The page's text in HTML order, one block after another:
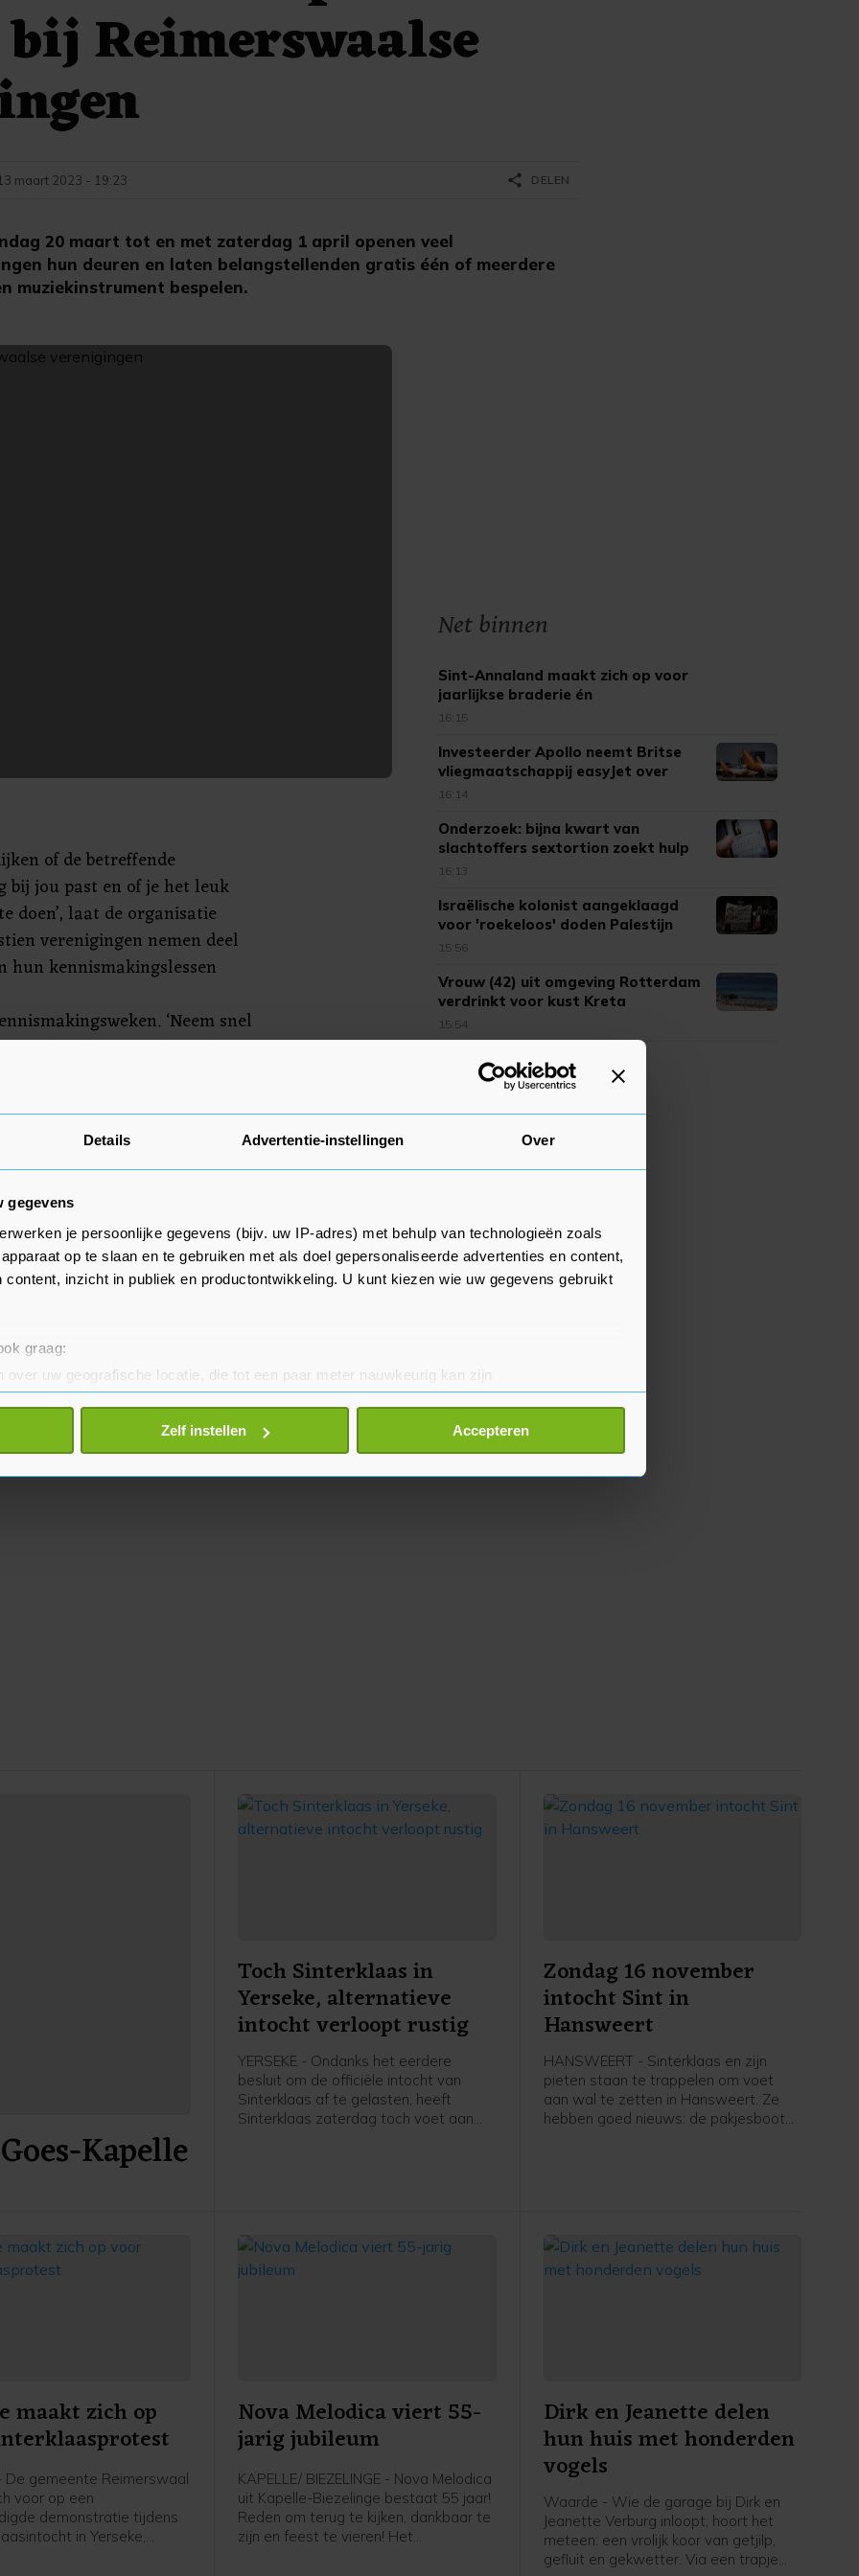
Details Advertentie-instellingen Over
gegevens
je persoonlijke gegevens (bijv. uw IP-adres) met behulp van technologieën zoals
op te slaan en te gebruiken met als doel gepersonaliseerde advertenties en content,
content, inzicht in publiek en productontwikkeling. U kunt kiezen wie uw gegevens gebruikt
graag:
over uw geografische locatie, die tot een paar meter nauwkeurig kan zijn
door het actief te scannen op specifieke eigenschappen (fingerprinting)
gegevens worden verwerkt en stel uw voorkeuren in het
detailgedeelte
of intrekken in de Cookieverklaring.
Zelf instellen Accepteren
Reimerswaalse
20 maart tot en met zaterdag 1 april openen veel
hun deuren en laten belangstellenden gratis één of meerdere
muziekinstrument bespelen.
maart 2023 - 19:23 share DELEN
of de betreffende
bij jou past en of je het leuk
doen’, laat de organisatie
verenigingen nemen deel
hun kennismakingslessen
‘Neem snel
en plan alvast een bezoekje
je het spannend om de 1e
je een andere tak van
instrument bespelen, maar staat
van Langevelde.’
Kapelle
Toch Sinterklaas in
Yerseke, alternatieve
intocht verloopt rustig
YERSEKE - Ondanks het eerdere
besluit om de officiële intocht van
Sinterklaas af te gelasten, heeft
Sinterklaas zaterdag toch voet aan
Zondag 16 november
intocht Sint in
Hansweert
HANSWEERT - Sinterklaas en zijn
pieten staan te trappelen om voet
aan wal te zetten in Hansweert. Ze
hebben goed nieuws: de pakjesboot
verwelkomen met de bekende
sinterklaas-meezingers.
maakt zich op
De gemeente Reimerswaal
voor op een
demonstratie tijdens
in Yerseke,
Nova Melodica viert 55-
jarig jubileum
KAPELLE/ BIEZELINGE - Nova Melodica
uit Kapelle-Biezelinge bestaat 55 jaar!
Reden om terug te kijken, dankbaar te
zijn en feest te vieren! Het
Dirk en Jeanette delen
hun huis met honderden
vogels
Waarde - Wie de garage bij Dirk en
Jeanette Verburg inloopt, hoort het
meteen: een vrolijk koor van getjilp,
gefluit en gekwetter. Via een trapje
Net binnen
Sint-Annaland maakt zich op voor
jaarlijkse braderie én
kinderbraderie
16:15
Investeerder Apollo neemt Britse
vliegmaatschappij easyJet over
16:14
Onderzoek: bijna kwart van
slachtoffers sextortion zoekt hulp
16:13
Israëlische kolonist aangeklaagd
voor 'roekeloos' doden Palestijn
15:56
Vrouw (42) uit omgeving Rotterdam
verdrinkt voor kust Kreta
15:54